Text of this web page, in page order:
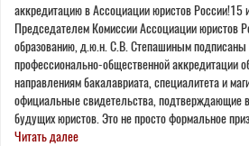
аккредитацию в Ассоциации юристов России!15
Председателем Комиссии Ассоциации юристов
образованию, д.ю.н. С.В. Степашиным подписаны
профессионально-общественной аккредитации
направлениям бакалавриата, специалитета и
официальные свидетельства, подтверждающие
будущих юристов. Это не просто формальное
Читать далее